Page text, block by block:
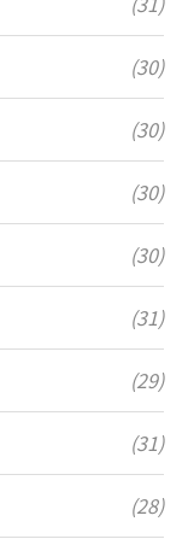
(30)
(30)
(30)
(30)
(31)
(29)
(31)
(28)